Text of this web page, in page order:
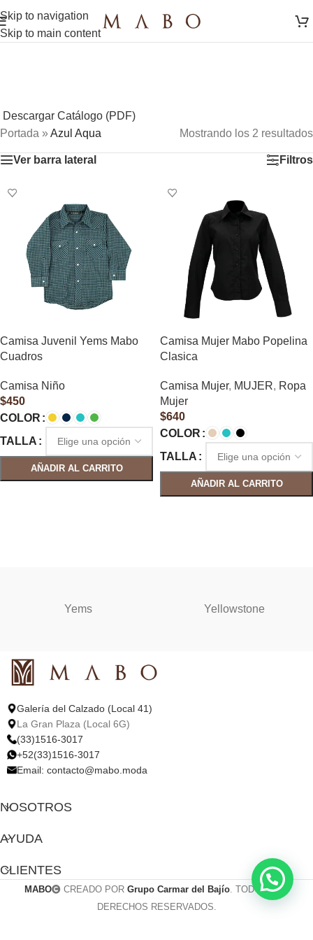
Skip to navigation
Skip to main content
Descargar Catálogo (PDF)
Portada »Azul Aqua Mostrando los 2 resultados
Ver barra lateral Filtros
Camisa Juvenil Yems Mabo
Cuadros
Camisa Niño
$450
COLOR
TALLA
AÑADIR AL CARRITO
Camisa Mujer Mabo Popelina
Clasica
Camisa Mujer, MUJER, Ropa
Mujer
$640
COLOR
TALLA
AÑADIR AL CARRITO
Yems Yellowstone
Galería del Calzado (Local 41)
La Gran Plaza (Local 6G)
(33)1516-3017
+52(33)1516-3017
Email: contacto@mabo.moda
NOSOTROS
AYUDA
CLIENTES
MABO CREADO POR Grupo Carmar del Bajío . TODOS LOS
DERECHOS RESERVADOS.